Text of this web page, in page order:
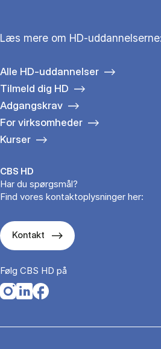
Læs mere om HD-uddannelserne:
Alle HD-uddannelser
Tilmeld dig HD
Adgangskrav
For virksomheder
Kurser
CBS HD
Har du spørgsmål?
Find vores kontaktoplysninger her:
Kontakt
Følg CBS HD på
Opens in a new tab
Opens in a new tab
Opens in a new tab